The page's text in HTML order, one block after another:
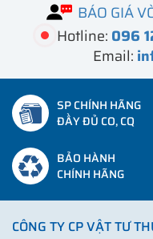
BÁO GIÁ
Hotline: 096
Email:
SP CHÍNH HÃNG
ĐẦY ĐỦ CO, CQ
BẢO HÀNH
CHÍNH HÃNG
CÔNG TY CP VẬT TƯ